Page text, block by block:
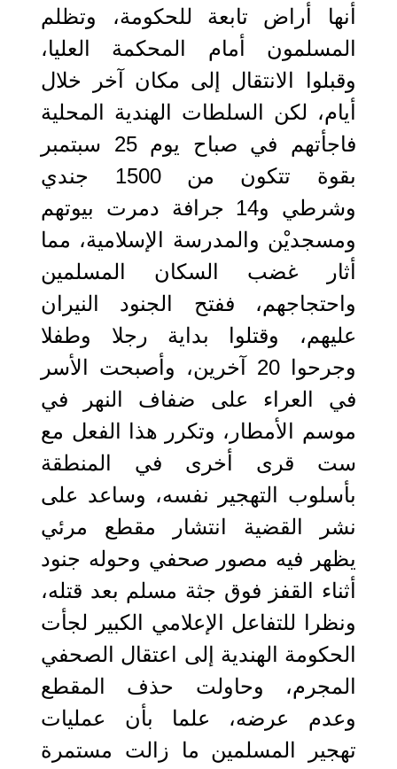
أنها أراض تابعة للحكومة، وتظلم
المسلمون أمام المحكمة العليا،
وقبلوا الانتقال إلى مكان آخر خلال
أيام، لكن السلطات الهندية المحلية
فاجأتهم في صباح يوم 25 سبتمبر
بقوة تتكون من 1500 جندي
وشرطي و14 جرافة دمرت بيوتهم
ومسجديْن والمدرسة الإسلامية، ‏مما
أثار غضب السكان المسلمين
واحتجاجهم، ففتح الجنود النيران
عليهم، وقتلوا بداية رجلا وطفلا
وجرحوا 20 آخرين، وأصبحت الأسر
في العراء على ضفاف النهر في
موسم الأمطار، وتكرر هذا الفعل مع
ست قرى أخرى في المنطقة
بأسلوب التهجير نفسه، وساعد على
نشر القضية انتشار مقطع مرئي
يظهر فيه مصور صحفي وحوله جنود
أثناء القفز فوق جثة مسلم بعد قتله،
ونظرا للتفاعل الإعلامي الكبير لجأت
الحكومة الهندية إلى اعتقال الصحفي
المجرم، وحاولت حذف المقطع
وعدم عرضه، علما بأن عمليات
تهجير المسلمين ما زالت مستمرة